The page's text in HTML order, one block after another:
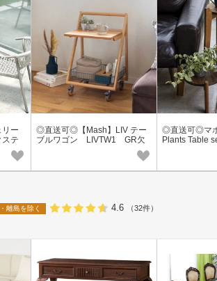
ー
テ
◎直送可◎【Mash】LIV テー
ブルワゴン LIVTW1 GR欠
◎直送可◎マ
Plants Table
離島を除く 4.6 （32件）